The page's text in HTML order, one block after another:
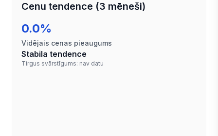
Cenu tendence (3 mēneši)
0.0%
Vidējais cenas pieaugums
Stabila tendence
Tirgus svārstīgums: nav datu